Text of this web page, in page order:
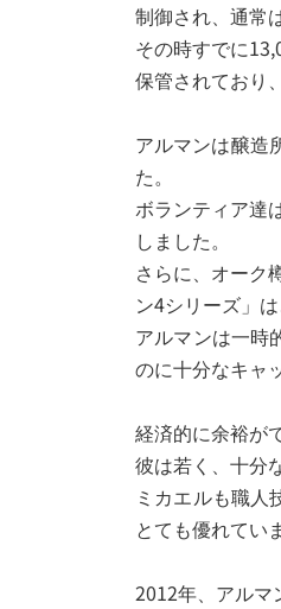
制御され、通常
その時すでに
保管されており
アルマンは醸造
た。
ボランティア達
しました。
さらに、オーク
ン4シリーズ」
アルマンは一時
のに十分なキャ
経済的に余裕が
彼は若く、十分
ミカエルも職
とても優れてい
2012年、アルマ